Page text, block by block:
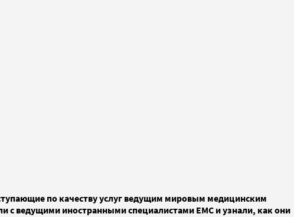
по качеству услуг ведущим мировым медицинским
ведущими иностранными специалистами ЕМС и узнали, как они